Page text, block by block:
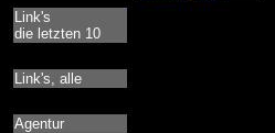
Link's
die letzten 10
Link's, alle
Agentur